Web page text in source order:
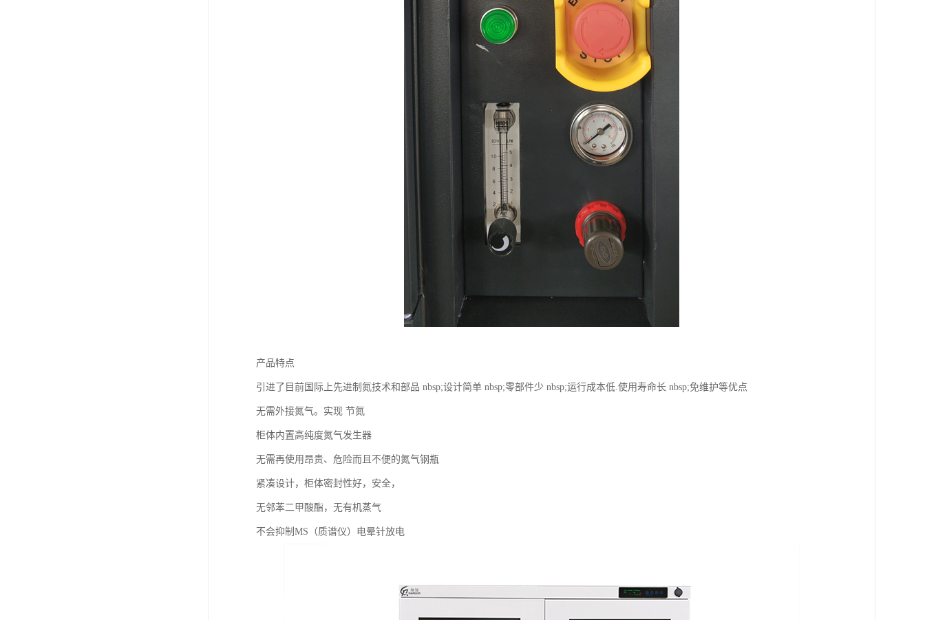
产品特点
引进了目前国际上先进制氮技术和部品 nbsp;设计简单 nbsp;零部件少 nbsp;运行成本低.使用寿命长 nbsp;免维护等优点
无需外接氮气。实现 节氮
柜体内置高纯度氮气发生器
无需再使用昂贵、危险而且不便的氮气钢瓶
紧凑设计，柜体密封性好，安全，
无邻苯二甲酸酯，无有机蒸气
不会抑制MS（质谱仪）电晕针放电